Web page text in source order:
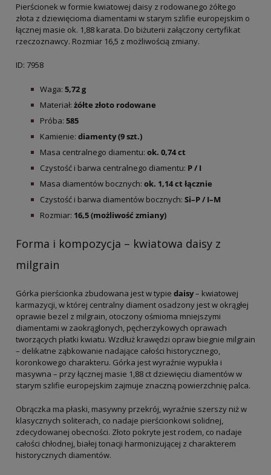
Pierścionek w formie kwiatowej daisy z rodowanego żółtego
złota z dziewięcioma diamentami w starym szlifie europejskim o
łącznej masie ok. 1,88 karata. Do biżuterii załączony certyfikat
rzeczoznawcy. Rozmiar 16,5 z możliwością zmiany.
ID: 7958
Waga: 5,72 g
Materiał: żółte złoto rodowane
Próba: 585
Kamienie: diamenty (9 szt.)
Masa centralnego diamentu: ok. 0,74 ct
Czystość i barwa centralnego diamentu: P / I
Masa diamentów bocznych: ok. 1,14 ct łącznie
Czystość i barwa diamentów bocznych: Si–P / I–M
Rozmiar: 16,5 (możliwość zmiany)
Forma i kompozycja – kwiatowa daisy z
milgrain
Górka pierścionka zbudowana jest w typie daisy– kwiatowej
karmazycji, w której centralny diament osadzony jest w okrągłej
oprawie bezel z milgrain, otoczony ośmioma mniejszymi
diamentami w zaokrąglonych, pęcherzykowych oprawach
tworzących płatki kwiatu. Wzdłuż krawędzi opraw biegnie milgrain
– delikatne ząbkowanie nadające całości historycznego,
koronkowego charakteru. Górka jest wyraźnie wypukła i
masywna – przy łącznej masie 1,88 ct dziewięciu diamentów w
starym szlifie europejskim zajmuje znaczną powierzchnię palca.
Obrączka ma płaski, masywny przekrój, wyraźnie szerszy niż w
klasycznych soliterach, co nadaje pierścionkowi solidnej,
zdecydowanej obecności. Złoto pokryte jest rodem, co nadaje
całości chłodnej, białej tonacji harmonizującej z charakterem
historycznych diamentów.